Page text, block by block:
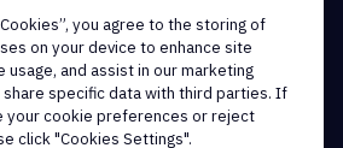
politiques
you agree to the storing of
on your device to enhance site
usage, and assist in our marketing
specific data with third parties. If
your cookie preferences or reject
click "Cookies Settings".